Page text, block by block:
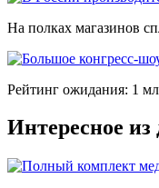
На полках магазинов
Рейтинг ожидания: 1
Интересное из